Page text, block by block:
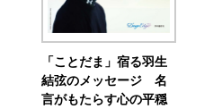
「ことだま」宿る羽生
結弦のメッセージ 名
言がもたらす心の平穏